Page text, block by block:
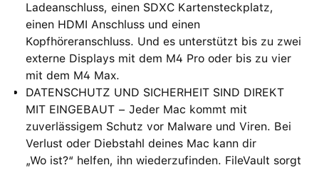
Ladeanschluss, einen SDXC Kartensteckplatz,
einen HDMI Anschluss und einen
Kopfhöreranschluss. Und es unterstützt bis zu zwei
externe Displays mit dem M4 Pro oder bis zu vier
mit dem M4 Max.
DATENSCHUTZ UND SICHERHEIT SIND DIREKT
MIT EINGEBAUT − Jeder Mac kommt mit
zuverlässigem Schutz vor Malware und Viren. Bei
Verlust oder Diebstahl deines Mac kann dir
„Wo ist?“ helfen, ihn wiederzufinden. FileVault sorgt